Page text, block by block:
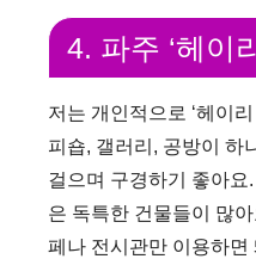
4. 파주 ‘헤이
저는 개인적으로 ‘헤이
피숍, 갤러리, 공방이 하
걸으며 구경하기 좋아요.
은 독특한 건물들이 많
페나 전시관만 이용하면